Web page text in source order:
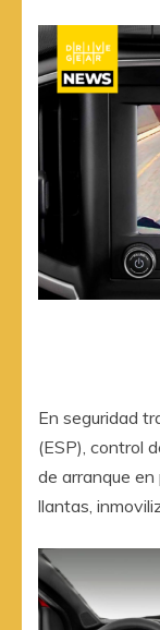
En seguridad
(ESP), control
de arranque
llantas,